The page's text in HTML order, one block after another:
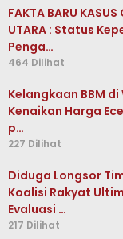
FAKTA BARU KASUS
UTARA : Status
Penga…
464 Dilihat
Kelangkaan BBM
Kenaikan Harga
p…
227 Dilihat
Diduga Longsor
Koalisi Rakyat
Evaluasi …
217 Dilihat